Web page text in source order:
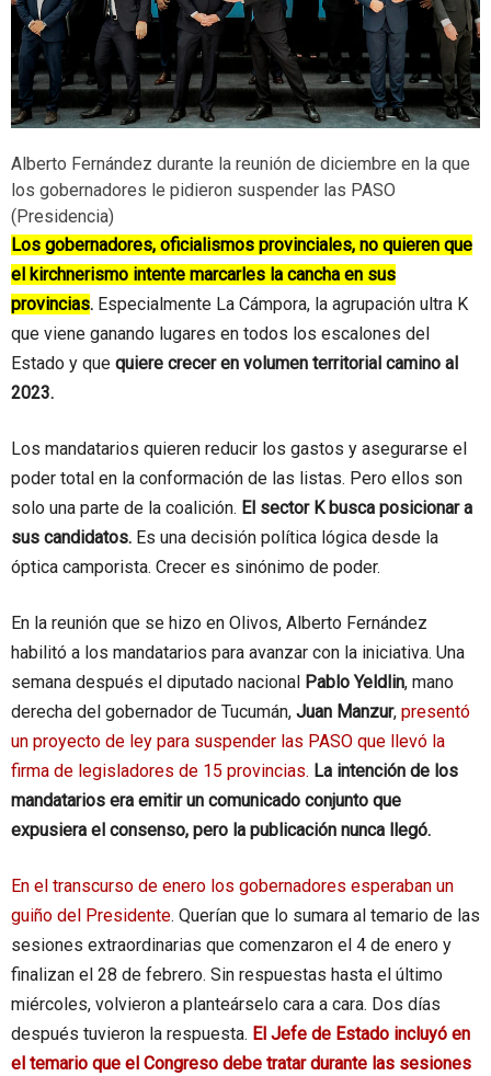
Alberto Fernández durante la reunión de diciembre en la que
los gobernadores le pidieron suspender las PASO
(Presidencia)
Los gobernadores, oficialismos provinciales, no quieren que
el kirchnerismo intente marcarles la cancha en sus
provincias. Especialmente La Cámpora, la agrupación ultra K
que viene ganando lugares en todos los escalones del
Estado y que quiere crecer en volumen territorial camino al
2023.
Los mandatarios quieren reducir los gastos y asegurarse el
poder total en la conformación de las listas. Pero ellos son
solo una parte de la coalición. El sector K busca posicionar a
sus candidatos. Es una decisión política lógica desde la
óptica camporista. Crecer es sinónimo de poder.
En la reunión que se hizo en Olivos, Alberto Fernández
habilitó a los mandatarios para avanzar con la iniciativa. Una
semana después el diputado nacional Pablo Yeldlin, mano
derecha del gobernador de Tucumán, Juan Manzur, presentó
un proyecto de ley para suspender las PASO que llevó la
firma de legisladores de 15 provincias. La intención de los
mandatarios era emitir un comunicado conjunto que
expusiera el consenso, pero la publicación nunca llegó.
En el transcurso de enero los gobernadores esperaban un
guiño del Presidente. Querían que lo sumara al temario de las
sesiones extraordinarias que comenzaron el 4 de enero y
finalizan el 28 de febrero. Sin respuestas hasta el último
miércoles, volvieron a planteárselo cara a cara. Dos días
después tuvieron la respuesta. El Jefe de Estado incluyó en
el temario que el Congreso debe tratar durante las sesiones